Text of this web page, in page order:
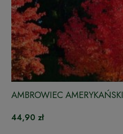
AMBROWIEC AMERYKAŃSKI
44,90 zł